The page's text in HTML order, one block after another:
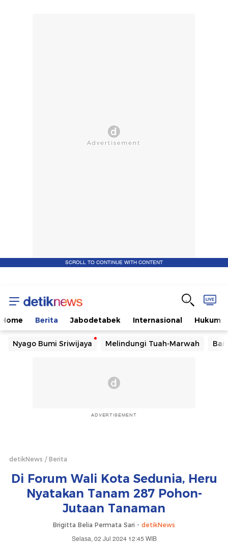
SCROLL TO CONTINUE WITH CONTENT
Home Berita Jabodetabek Internasional Hukum
Nyago Bumi Sriwijaya Melindungi Tuah-Marwah
ADVERTISEMENT
detikNews Berita
Di Forum Wali Kota Sedunia, Heru
Nyatakan Tanam 287 Pohon-
Jutaan Tanaman
Brigitta Belia Permata Sari - detikNews
Selasa, 02 Jul 2024 12:45 WIB